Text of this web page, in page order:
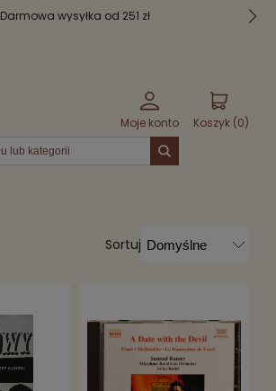
Darmowa wysyłka od 251 zł
Moje konto Koszyk (0)
Sortuj